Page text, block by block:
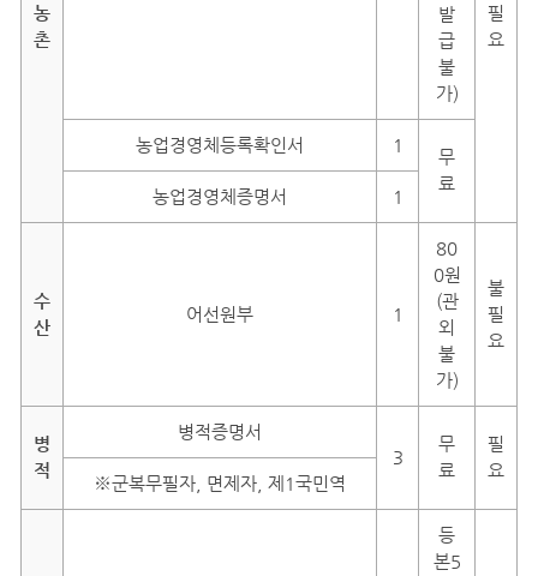
농
촌
발
급
불
가)
필
요
농업경영체등록확인서 1
무
료
농업경영체증명서 1
수
산
어선원부 1
80
0원
(관
외
불
가)
불
필
요
병
적
병적증명서
3
무
료
필
요
※군복무필자, 면제자, 제1국민역
등
본5